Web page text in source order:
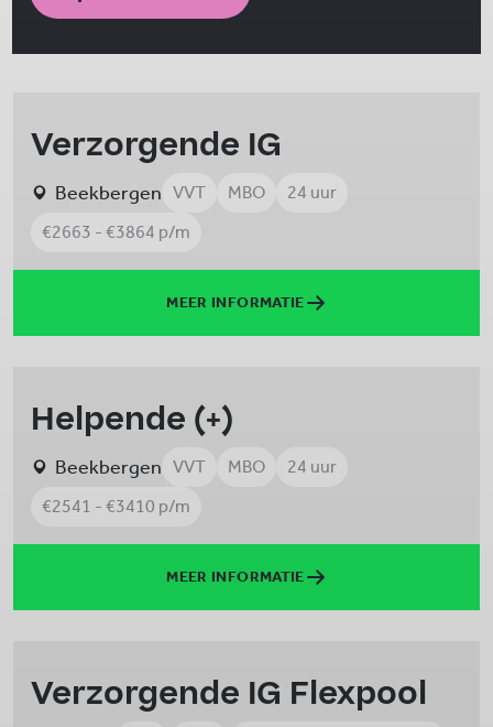
Verzorgende IG
Beekbergen VVT MBO
24 uur
€2663 - €3864 p/m
MEER INFORMATIE
Helpende (+)
Beekbergen VVT MBO
24 uur
€2541 - €3410 p/m
MEER INFORMATIE
Verzorgende IG Flexpool